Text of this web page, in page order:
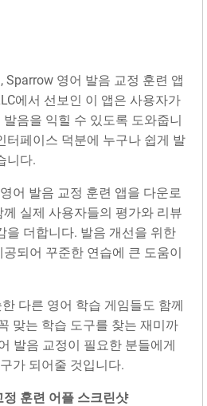
Sparrow 영어 발음 교정 훈련 앱
에서 선보인 이 앱은 사용자가
음을 익힐 수 있도록 도와줍니
터페이스 덕분에 누구나 쉽게 발
니다.
어 발음 교정 훈련 앱을 다운로
실제 사용자들의 평가와 리뷰
을 더합니다. 발음 개선을 위한
되어 꾸준한 연습에 큰 도움이
다른 영어 학습 게임들도 함께
맞는 학습 도구를 찾는 재미까
발음 교정이 필요한 분들에게
가 되어줄 것입니다.
훈련 어플 스크린샷